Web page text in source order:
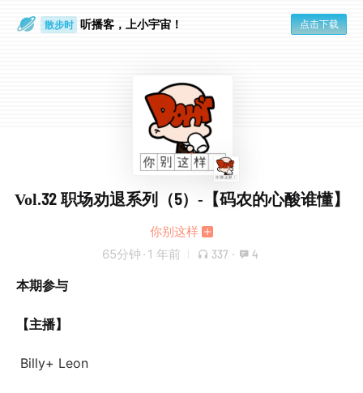
散步时 听播客，上小宇宙！ 点击下载
Vol.32 职场劝退系列（5）-【码农的心酸谁懂】
你别这样
65分钟 · 1 年前 337 · 4
本期参与
【主播】
Billy+ Leon